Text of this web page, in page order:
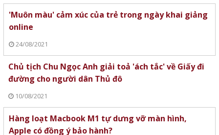
'Muôn màu' cảm xúc của trẻ trong ngày khai giảng
online
24/08/2021
Chủ tịch Chu Ngọc Anh giải toả 'ách tắc' về Giấy đi
đường cho người dân Thủ đô
10/08/2021
Hàng loạt Macbook M1 tự dưng vỡ màn hình,
Apple có đồng ý bảo hành?